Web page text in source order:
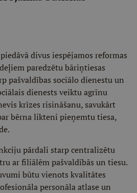
divus iespējamos reformas
paredzētu bāriņtiesas
pašvaldības sociālo dienestu un
dienests veiktu agrīnu
krīzes risināšanu, savukārt
bērna likteni pieņemtu tiesa,
pārdali starp centralizētu
ar filiālēm pašvaldībās un tiesu.
būtu vienots kvalitātes
personāla atlase un